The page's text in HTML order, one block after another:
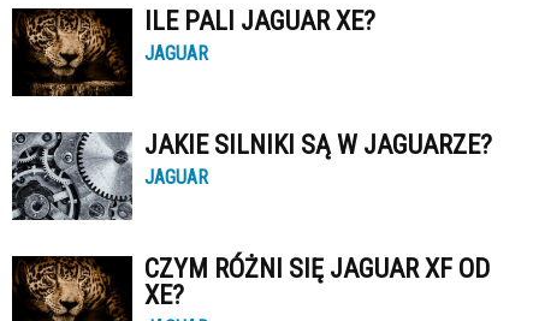
ILE PALI JAGUAR XE?
JAGUAR
JAKIE SILNIKI SĄ W JAGUARZE?
JAGUAR
CZYM RÓŻNI SIĘ JAGUAR XF OD
XE?